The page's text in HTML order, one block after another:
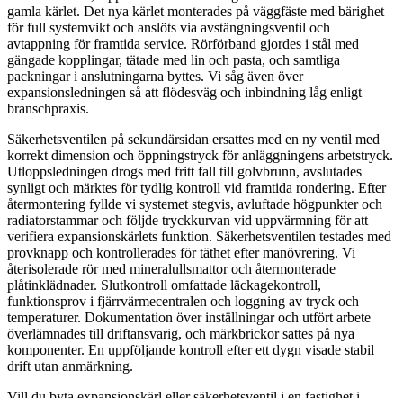
gamla kärlet. Det nya kärlet monterades på väggfäste med bärighet
för full systemvikt och anslöts via avstängningsventil och
avtappning för framtida service. Rörförband gjordes i stål med
gängade kopplingar, tätade med lin och pasta, och samtliga
packningar i anslutningarna byttes. Vi såg även över
expansionsledningen så att flödesväg och inbindning låg enligt
branschpraxis.
Säkerhetsventilen på sekundärsidan ersattes med en ny ventil med
korrekt dimension och öppningstryck för anläggningens arbetstryck.
Utloppsledningen drogs med fritt fall till golvbrunn, avslutades
synligt och märktes för tydlig kontroll vid framtida rondering. Efter
återmontering fyllde vi systemet stegvis, avluftade högpunkter och
radiatorstammar och följde tryckkurvan vid uppvärmning för att
verifiera expansionskärlets funktion. Säkerhetsventilen testades med
provknapp och kontrollerades för täthet efter manövrering. Vi
återisolerade rör med mineralullsmattor och återmonterade
plåtinklädnader. Slutkontroll omfattade läckagekontroll,
funktionsprov i fjärrvärmecentralen och loggning av tryck och
temperaturer. Dokumentation över inställningar och utfört arbete
överlämnades till driftansvarig, och märkbrickor sattes på nya
komponenter. En uppföljande kontroll efter ett dygn visade stabil
drift utan anmärkning.